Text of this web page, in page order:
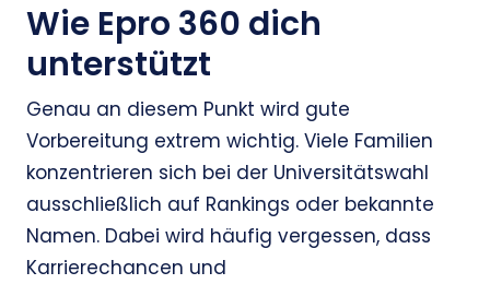
Wie Epro 360 dich
unterstützt
Genau an diesem Punkt wird gute
Vorbereitung extrem wichtig. Viele Familien
konzentrieren sich bei der Universitätswahl
ausschließlich auf Rankings oder bekannte
Namen. Dabei wird häufig vergessen, dass
Karrierechancen und